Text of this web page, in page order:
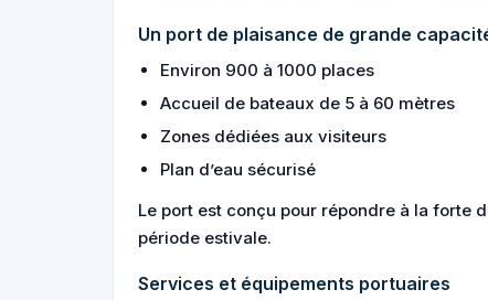
Un port de plaisance de grande
Environ 900 à 1000 places
Accueil de bateaux de 5 à 60 mètres
Zones dédiées aux visiteurs
Plan d’eau sécurisé
Le port est conçu pour répondre à la forte
période estivale.
Services et équipements portuaires